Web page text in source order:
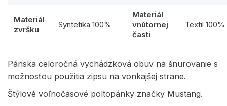
Materiál
zvršku
Syntetika 100%
Materiál
vnútornej
časti
Textil 100%
Pánska celoročná vychádzková obuv na šnurovanie s
možnosťou použitia zipsu na vonkajšej strane.
Štýlové voľnočasové poltopánky značky Mustang.